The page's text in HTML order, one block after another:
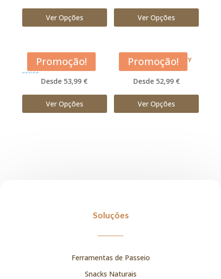
Ver Opções Ver Opções
Promoção!
Acana Pacifica
Avaliação
de 5
Desde 53,99 €
Ver Opções
Promoção!
Acana Prairie Poultry
Desde 52,99 €
Ver Opções
Soluções
Ferramentas de Passeio
Snacks Naturais